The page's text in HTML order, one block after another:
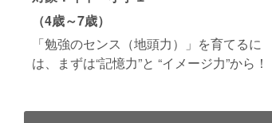
（4歳～7歳）
「勉強のセンス（地頭力）」を育てるに
は、 まずは“記憶力”と “イメージ力”から！